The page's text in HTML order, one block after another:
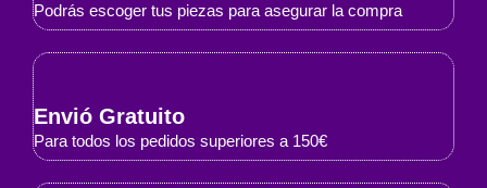
Podrás escoger tus piezas para asegurar la compra
Envió Gratuito
Para todos los pedidos superiores a 150€